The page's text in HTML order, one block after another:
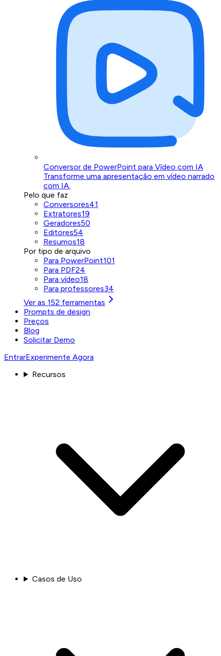
Conversor de PowerPoint para Vídeo com IA
Transforme uma apresentação em vídeo narrado
com IA.
Pelo que faz
Conversores41
Extratores19
Geradores50
Editores54
Resumos18
Por tipo de arquivo
Para PowerPoint101
Para PDF24
Para vídeo18
Para professores34
Ver as 152 ferramentas
Prompts de design
Preços
Blog
Solicitar Demo
EntrarExperimente Agora
Recursos
Casos de Uso